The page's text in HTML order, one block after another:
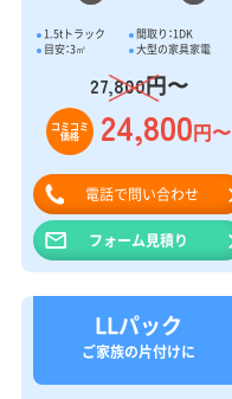
1.5tトラック
間取り：1DK
目安：3㎥
大型の家具家電
27,800円〜
コミコミ
価格 24,800円〜
電話で問い合わせ
フォーム見積り
LLパック
ご家族の片付けに